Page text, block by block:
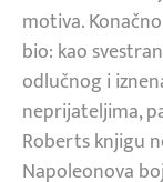
motiva.
bio: kao
odlučnog i
neprijateljima,
Roberts knjigu
Napoleonova